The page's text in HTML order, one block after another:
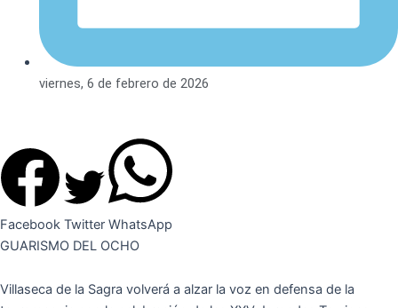
viernes, 6 de febrero de 2026
Facebook Twitter WhatsApp
GUARISMO DEL OCHO
Villaseca de la Sagra volverá a alzar la voz en defensa de la